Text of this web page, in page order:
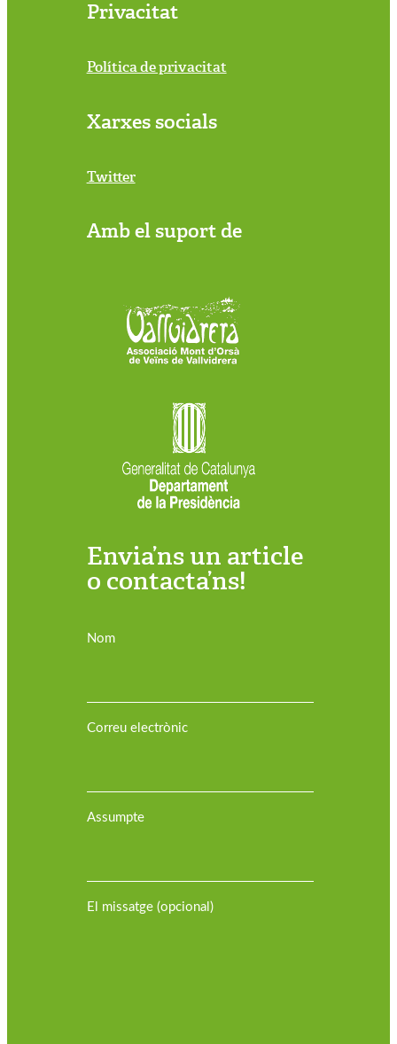
Privacitat
Política de privacitat
Xarxes socials
Twitter
Amb el suport de
Envia’ns un article
o contacta’ns!
Nom
Correu electrònic
Assumpte
El missatge (opcional)